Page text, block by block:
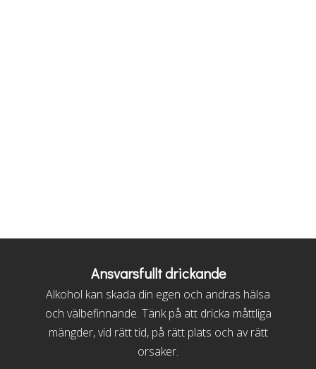
Ansvarsfullt drickande
Alkohol kan skada din egen och andras hälsa
och välbefinnande. Tänk på att dricka måttliga
mängder, vid rätt tid, på rätt plats och av rätt
orsaker.